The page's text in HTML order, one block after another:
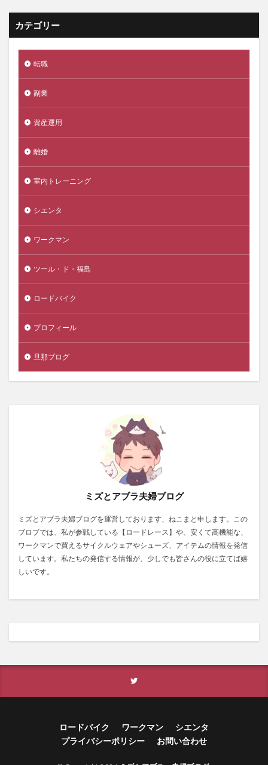
カテゴリー
転職
副業
資産運用
離婚
室内トレーニング
シエンタ
ワークマン
ツール・ド・福島
ロードバイク
プロフィール
旦那ブログ
ミズとアブラ夫婦ブログ
ミズとアブラ夫婦ブログを運営しております、ねこまと申します。この
ブロブでは、私が参戦している【ロードレース】や、安くて高機能な、
ワークマンで買えるサイクルウェアやシューズ、アイテムの情報を発信
しています。私たちの発信する情報が、少しでも皆さんの役に立てば嬉
しいです。
ロードバイク ワークマン
シエンタ
プライバシーポリシー
お問い合わせ